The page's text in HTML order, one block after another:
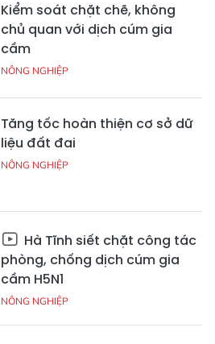
Kiểm soát chặt chẽ, không
chủ quan với dịch cúm gia
cầm
NÔNG NGHIỆP
Tăng tốc hoàn thiện cơ sở dữ
liệu đất đai
NÔNG NGHIỆP
Hà Tĩnh siết chặt công tác
phòng, chống dịch cúm gia
cầm H5N1
NÔNG NGHIỆP